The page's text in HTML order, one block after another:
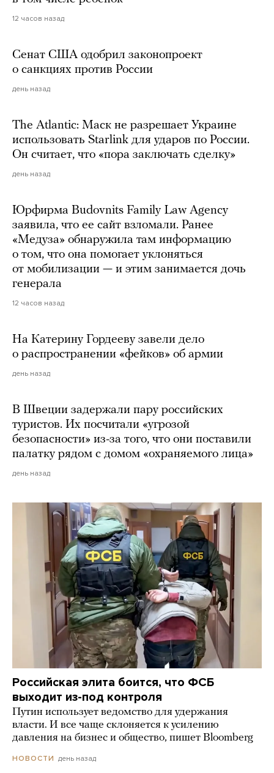
12 часов назад
Сенат США одобрил законопроект
о санкциях против России
день назад
The Atlantic: Маск не разрешает Украине
использовать Starlink для ударов по России.
Он считает, что «пора заключать сделку»
день назад
Юрфирма Budovnits Family Law Agency
заявила, что ее сайт взломали. Ранее
«Медуза» обнаружила там информацию
о том, что она помогает уклоняться
от мобилизации — и этим занимается дочь
генерала
12 часов назад
На Катерину Гордееву завели дело
о распространении «фейков» об армии
день назад
В Швеции задержали пару российских
туристов. Их посчитали «угрозой
безопасности» из-за того, что они поставили
палатку рядом с домом «охраняемого лица»
день назад
Российская элита боится, что ФСБ
выходит из-под контроля
Путин использует ведомство для удержания
власти. И все чаще склоняется к усилению
давления на бизнес и общество, пишет Bloomberg
НОВОСТИ день назад